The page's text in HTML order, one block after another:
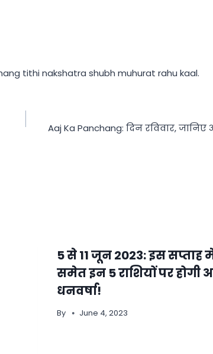
tithi nakshatra shubh muhurat rahu kaal.
Aaj Ka Panchang: दिन रविवार,
5 से 11 जून 2023: इस सप्ताह
समेत इन 5 राशियों पर होगी
धनवर्षा!
By June 4, 2023